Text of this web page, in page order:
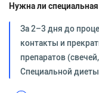
Нужна ли
За 2–3 дня до
контакты и
препаратов
Специальной